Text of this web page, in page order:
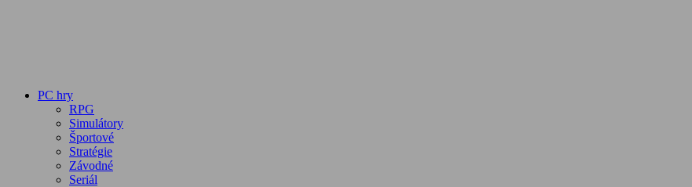
PC hry
RPG
Simulátory
Športové
Stratégie
Závodné
Seriál